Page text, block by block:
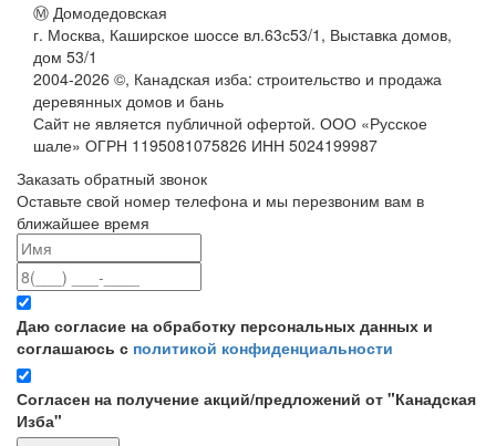
Ⓜ Домодедовская
г. Москва, Каширское шоссе вл.63с53/1, Выставка домов,
дом 53/1
2004-2026 ©, Канадская изба: строительство и продажа
деревянных домов и бань
Сайт не является публичной офертой. ООО «Русское
шале» ОГРН 1195081075826 ИНН 5024199987
Заказать обратный звонок
Оставьте свой номер телефона и мы перезвоним вам в
ближайшее время
Даю согласие на обработку персональных данных и
соглашаюсь с политикой конфиденциальности
Согласен на получение акций/предложений от "Канадская
Изба"